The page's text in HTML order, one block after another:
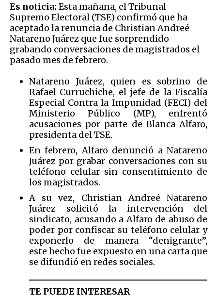
Es noticia: Esta mañana, el Tribunal
Supremo Electoral (TSE) confirmó que ha
aceptado la renuncia de Christian Andreé
Natareno Juárez que fue sorprendido
grabando conversaciones de magistrados el
pasado mes de febrero.
Natareno Juárez, quien es sobrino de
Rafael Curruchiche, el jefe de la Fiscalía
Especial Contra la Impunidad (FECI) del
Ministerio Público (MP), enfrentó
acusaciones por parte de Blanca Alfaro,
presidenta del TSE.
En febrero, Alfaro denunció a Natareno
Juárez por grabar conversaciones con su
teléfono celular sin consentimiento de
los magistrados.
A su vez, Christian Andreé Natareno
Juárez solicitó la intervención del
sindicato, acusando a Alfaro de abuso de
poder por confiscar su teléfono celular y
exponerlo de manera “denigrante”,
este hecho fue expuesto en una carta que
se difundió en redes sociales.
TE PUEDE INTERESAR